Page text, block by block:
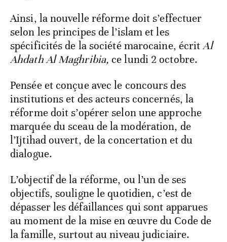
Ainsi, la nouvelle réforme doit s’effectuer
selon les principes de l’islam et les
spécificités de la société marocaine, écritAl
Ahdath Al Maghribia, ce lundi 2 octobre.
Pensée et conçue avec le concours des
institutions et des acteurs concernés, la
réforme doit s’opérer selon une approche
marquée du sceau de la modération, de
l’Ijtihad ouvert, de la concertation et du
dialogue.
L’objectif de la réforme, ou l’un de ses
objectifs, souligne le quotidien, c’est de
dépasser les défaillances qui sont apparues
au moment de la mise en œuvre du Code de
la famille, surtout au niveau judiciaire.